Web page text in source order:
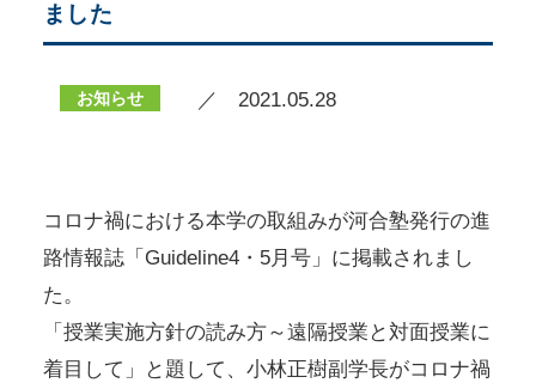
ました
お知らせ ／ 2021.05.28
コロナ禍における本学の取組みが河合塾発行の進
路情報誌「Guideline4・5月号」に掲載されまし
た。
「授業実施方針の読み方～遠隔授業と対面授業に
着目して」と題して、小林正樹副学長がコロナ禍